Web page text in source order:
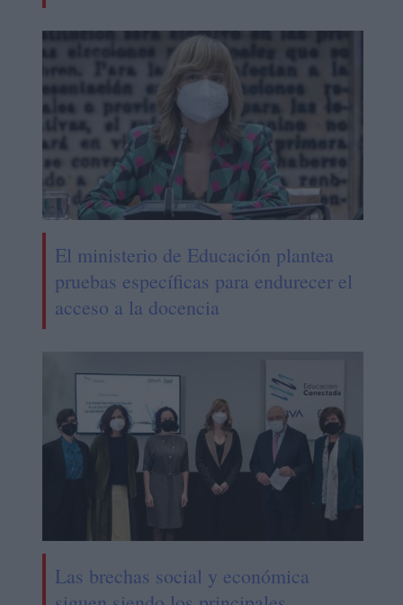
El ministerio de Educación plantea
pruebas específicas para endurecer el
acceso a la docencia
Las brechas social y económica